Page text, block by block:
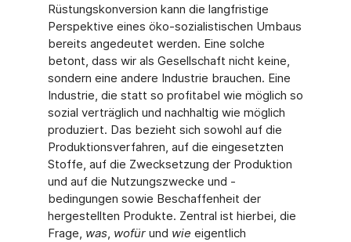
Rüstungskonversion kann die langfristige
Perspektive eines öko-sozialistischen Umbaus
bereits angedeutet werden. Eine solche
betont, dass wir als Gesellschaft nicht keine,
sondern eine andere Industrie brauchen. Eine
Industrie, die statt so profitabel wie möglich so
sozial verträglich und nachhaltig wie möglich
produziert. Das bezieht sich sowohl auf die
Produktionsverfahren, auf die eingesetzten
Stoffe, auf die Zwecksetzung der Produktion
und auf die Nutzungszwecke und -
bedingungen sowie Beschaffenheit der
hergestellten Produkte. Zentral ist hierbei, die
Frage, was, wofür und wie eigentlich